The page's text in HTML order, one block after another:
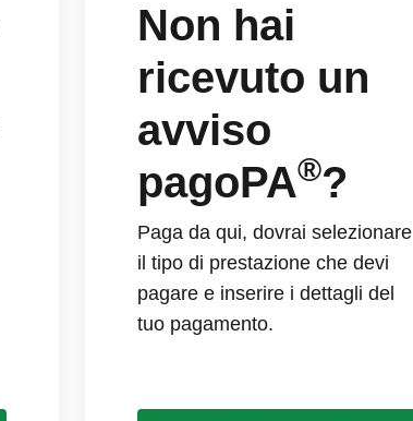
Non hai
ricevuto un
avviso
pagoPA®?
Paga da qui, dovrai selezionare
il tipo di prestazione che devi
pagare e inserire i dettagli del
tuo pagamento.